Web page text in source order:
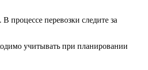
процессе перевозки следите за
учитывать при планировании